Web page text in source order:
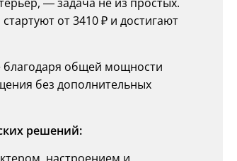
от 3410 ₽ и достигают
благодаря общей мощности
без дополнительных
решений: